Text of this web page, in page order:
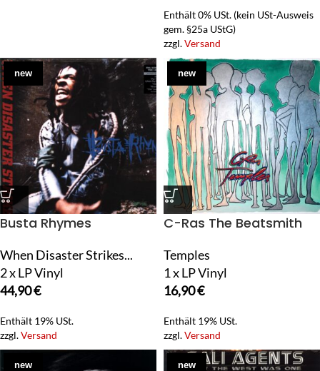
Enthält 0% USt. (kein USt-Ausweis
gem. §25a UStG)
zzgl.Versand
new
Busta Rhymes
When Disaster Strikes...
2 x LP Vinyl
44,90€
Enthält 19% USt.
zzgl.Versand
new
C-Ras The Beatsmith
Temples
1 x LP Vinyl
16,90€
Enthält 19% USt.
zzgl.Versand
new new